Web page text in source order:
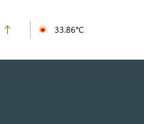
33.86°C